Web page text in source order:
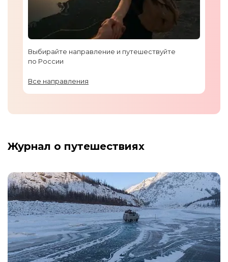
Выбирайте направление и путешествуйте
по России
Все направления
Журнал о путешествиях